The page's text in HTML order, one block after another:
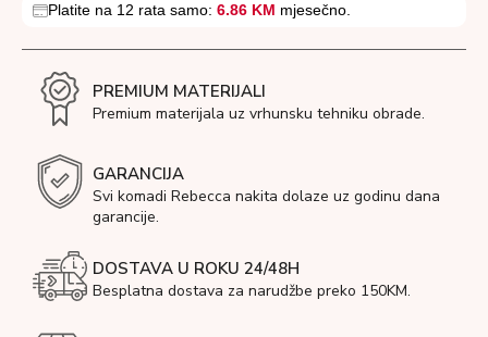
Platite na 12 rata samo: 6.86 KM mjesečno.
PREMIUM MATERIJALI
Premium materijala uz vrhunsku tehniku obrade.
GARANCIJA
Svi komadi Rebecca nakita dolaze uz godinu dana
garancije.
DOSTAVA U ROKU 24/48H
Besplatna dostava za narudžbe preko 150KM.